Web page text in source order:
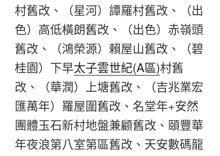
村舊改、（星河）譚羅村舊改、（出
色）高低橫朗舊改、（出色）赤嶺頭
舊改、（鴻榮源）賴屋山舊改、（碧
桂園）下早太子雲世紀(A區)村舊
改、（華潤）上塘舊改、（吉兆業宏
匯萬年）羅屋圍舊改、名堂年+安然
團體玉石新村地盤兼顧舊改、頤豐華
年夜浪第八室第區舊改、天安數碼龍